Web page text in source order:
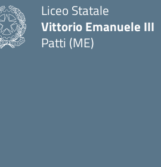
Liceo Statale
Vittorio Emanuele III
Patti (ME)